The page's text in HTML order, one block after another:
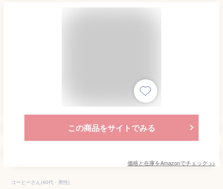
この商品をサイトでみる
価格と在庫をAmazonでチェック >>
コーヒーさん(40代・男性)